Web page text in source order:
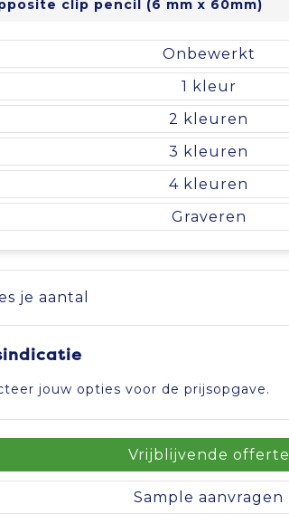
clip pencil (6 mm x 60mm)
Onbewerkt
1
2
3
4
Graveren
je aantal
jouw opties voor de prijsopgave.
Vrijblijvende offerte
Sample aanvragen